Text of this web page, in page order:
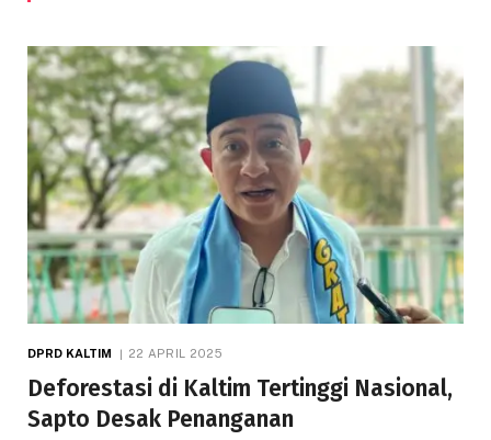
DPRD KALTIM 22 APRIL 2025
Deforestasi di Kaltim Tertinggi Nasional,
Sapto Desak Penanganan